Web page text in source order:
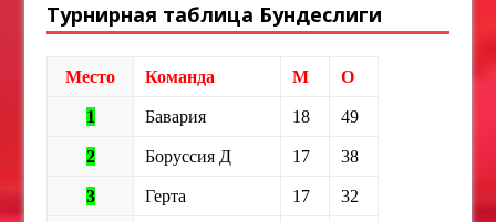
Турнирная таблица Бундеслиги
Место Команда М О
1 Бавария 18 49
2 Боруссия Д 17 38
3 Герта 17 32